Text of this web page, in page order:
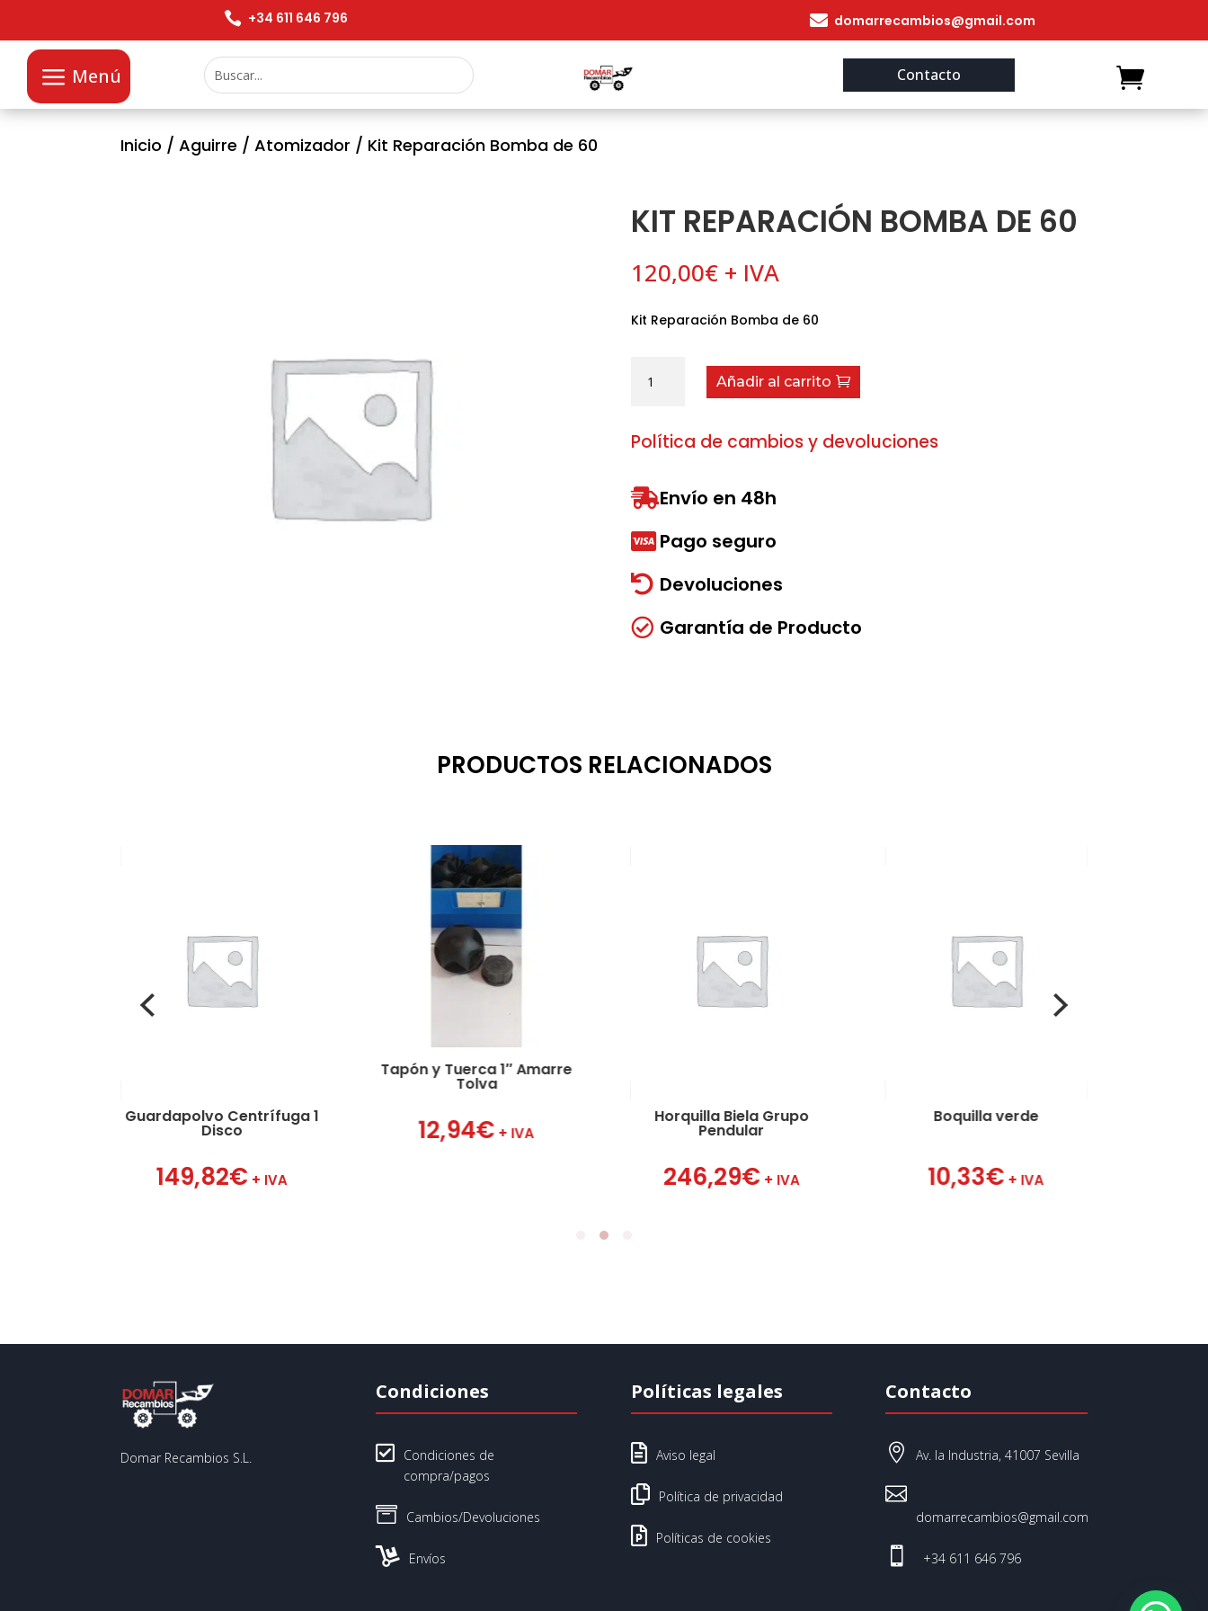
 +34 611 646 796  domarrecambios@gmail.com
Menú Contacto
Inicio /Aguirre /Atomizador / Kit Reparación Bomba de 60
KIT REPARACIÓN BOMBA DE 60
120,00€ + IVA
Kit Reparación Bomba de 60
Reparación
60
Añadir al carrito
Política de cambios y devoluciones
Envío en 48h
 Pago seguro
 Devoluciones
 Garantía de Producto
PRODUCTOS RELACIONADOS
Guardapolvo Centrífuga 1
Disco
149,82€ + IVA
Tapón y Tuerca 1″ Amarre
Tolva
12,94€ + IVA
Horquilla Biela Grupo
Pendular
246,29€ + IVA
Boquilla verde
10,33€ + IVA
Domar Recambios S.L.
Condiciones
 Condiciones de
compra/pagos
 Cambios/Devoluciones
 Envíos
Políticas legales
 Aviso legal
 Política de privacidad
 Políticas de cookies
Contacto
 Av. la Industria, 41007 Sevilla

domarrecambios@gmail.com
 +34 611 646 796